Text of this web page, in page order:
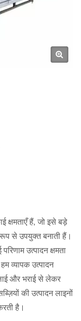
क्षमताएँ हैं, जो इसे बड़े
रूप से उपयुक्त बनाती हैं।
उत्पादन क्षमता
व्यापक उत्पादन
और भराई से लेकर
की उत्पादन लाइनों
है।